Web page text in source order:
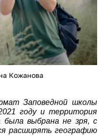
Кожанова
Заповедной школы
году и территория
была выбрана не зря, с
расширять географию